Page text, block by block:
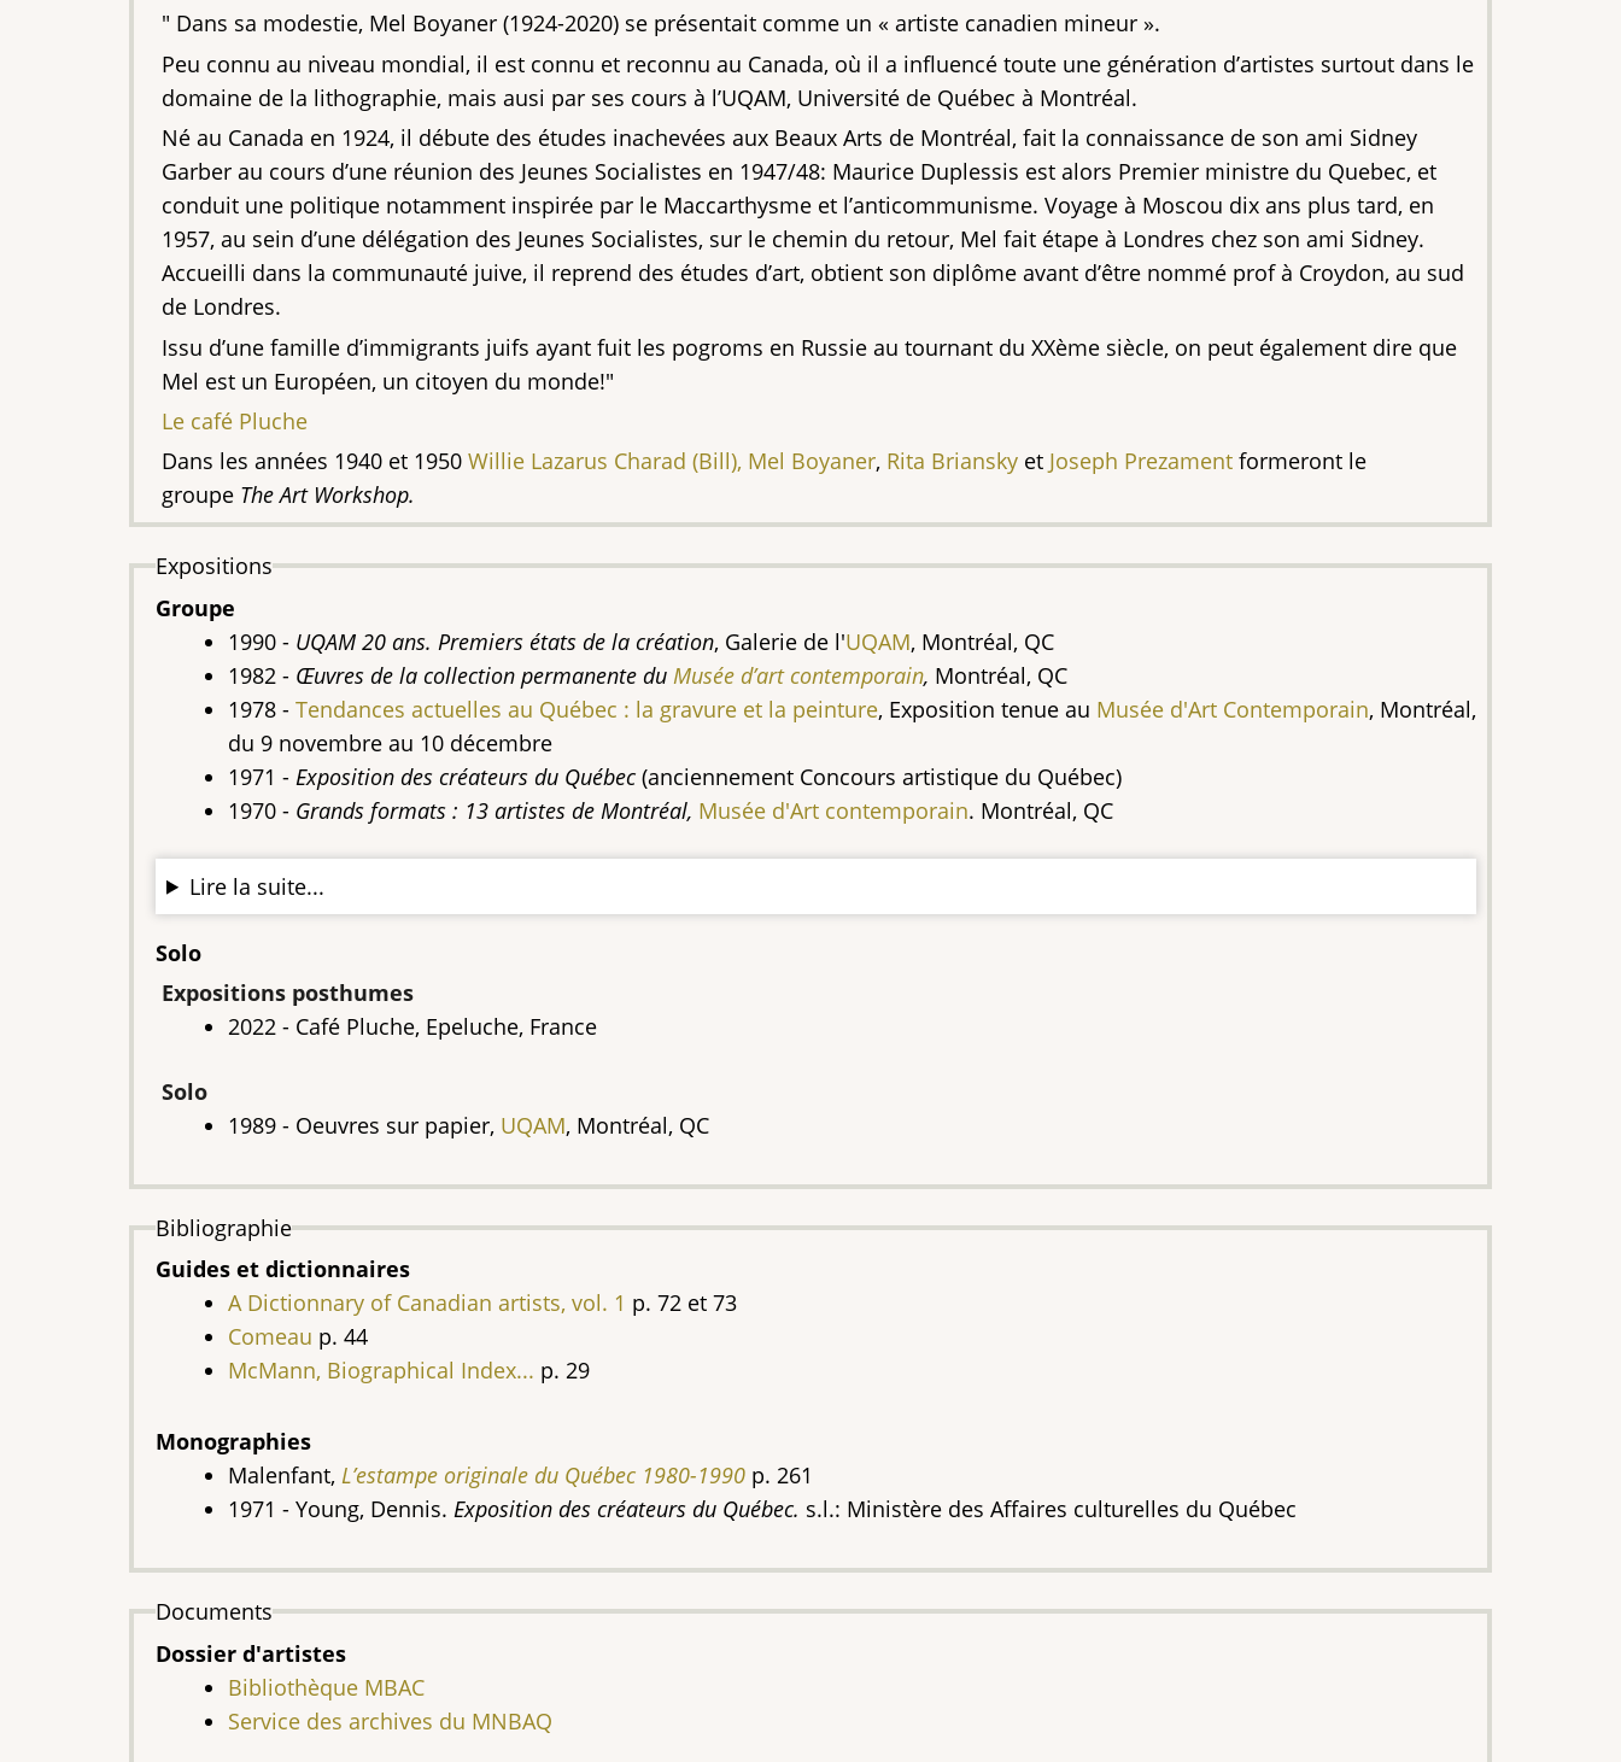
" Dans sa modestie, Mel Boyaner (1924-2020) se présentait comme un « artiste canadien mineur ».
Peu connu au niveau mondial, il est connu et reconnu au Canada, où il a influencé toute une génération d’artistes surtout dans le
domaine de la lithographie, mais ausi par ses cours à l’UQAM, Université de Québec à Montréal.
Né au Canada en 1924, il débute des études inachevées aux Beaux Arts de Montréal, fait la connaissance de son ami Sidney
Garber au cours d’une réunion des Jeunes Socialistes en 1947/48: Maurice Duplessis est alors Premier ministre du Quebec, et
conduit une politique notamment inspirée par le Maccarthysme et l’anticommunisme. Voyage à Moscou dix ans plus tard, en
1957, au sein d’une délégation des Jeunes Socialistes, sur le chemin du retour, Mel fait étape à Londres chez son ami Sidney.
Accueilli dans la communauté juive, il reprend des études d’art, obtient son diplôme avant d’être nommé prof à Croydon, au sud
de Londres.
Issu d’une famille d’immigrants juifs ayant fuit les pogroms en Russie au tournant du XXème siècle, on peut également dire que
Mel est un Européen, un citoyen du monde!"
Le café Pluche
Dans les années 1940 et 1950Willie Lazarus Charad (Bill), Mel Boyaner, Rita Briansky et Joseph Prezament formeront le
groupe The Art Workshop.
Expositions
Groupe
1990 - UQAM 20 ans. Premiers états de la création, Galerie de l'UQAM, Montréal, QC
1982 - Œuvres de la collection permanente du Musée d’art contemporain, Montréal, QC
1978 - Tendances actuelles au Québec : la gravure et la peinture, Exposition tenue au Musée d'Art Contemporain, Montréal,
du 9 novembre au 10 décembre
1971 - Exposition des créateurs du Québec (anciennement Concours artistique du Québec)
1970 - Grands formats : 13 artistes de Montréal, Musée d'Art contemporain. Montréal, QC
Lire la suite...
Solo
Expositions posthumes
2022 - Café Pluche, Epeluche, France
Solo
1989 - Oeuvres sur papier, UQAM, Montréal, QC
Bibliographie
Guides et dictionnaires
A Dictionnary of Canadian artists, vol. 1 p. 72 et 73
Comeau p. 44
McMann, Biographical Index... p. 29
Monographies
Malenfant, L’estampe originale du Québec 1980-1990 p. 261
1971 - Young, Dennis. Exposition des créateurs du Québec. s.l.: Ministère des Affaires culturelles du Québec
Documents
Dossier d'artistes
Bibliothèque MBAC
Service des archives du MNBAQ